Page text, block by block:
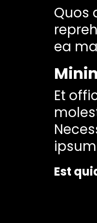
Quos
ea
Et
Est